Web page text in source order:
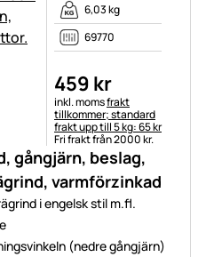
gångjärn, beslag,
varmförzinkad
i engelsk stil m.fl.
(nedre gångjärn)
6,03 kg
69770
459 kr
Skatteinformation:
inkl. momsfrakt
tillkommer; standard
frakt upp till 5 kg: 65 kr
Fri frakt från 2000 kr.